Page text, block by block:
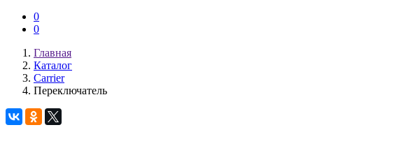
0
0
Главная
Каталог
Carrier
Переключатель